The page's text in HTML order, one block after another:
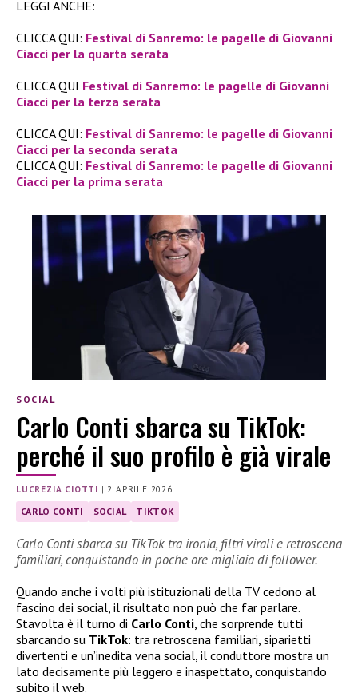
LEGGI ANCHE:
CLICCA QUI: Festival di Sanremo: le pagelle di Giovanni
Ciacci per la quarta serata
CLICCA QUI Festival di Sanremo: le pagelle di Giovanni
Ciacci per la terza serata
CLICCA QUI: Festival di Sanremo: le pagelle di Giovanni
Ciacci per la seconda serata
CLICCA QUI: Festival di Sanremo: le pagelle di Giovanni
Ciacci per la prima serata
SOCIAL
Carlo Conti sbarca su TikTok:
perché il suo profilo è già virale
LUCREZIA CIOTTI |2 APRILE 2026
CARLO CONTI SOCIAL TIKTOK
Carlo Conti sbarca su TikTok tra ironia, filtri virali e retroscena
familiari, conquistando in poche ore migliaia di follower.
Quando anche i volti più istituzionali della TV cedono al
fascino dei social, il risultato non può che far parlare.
Stavolta è il turno di Carlo Conti, che sorprende tutti
sbarcando su TikTok: tra retroscena familiari, siparietti
divertenti e un’inedita vena social, il conduttore mostra un
lato decisamente più leggero e inaspettato, conquistando
subito il web.